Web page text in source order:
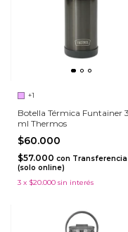
+1
Botella Térmica Funtainer
ml Thermos
$60.000
$57.000 con Transferencia
(solo online)
3 x $20.000 sin interés